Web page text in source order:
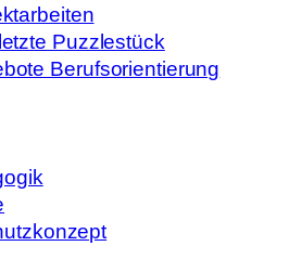
Puzzlestück
Berufsorientierung